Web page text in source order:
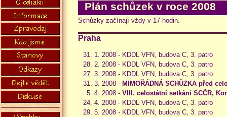
Plán schůzek v roce 2008
Schůzky začínají vždy v 17 hodin.
Praha
31. 1. 2008 - KDDL VFN, budova C, 3. patro
28. 2. 2008 - KDDL VFN, budova C, 3. patro
27. 3. 2008 - KDDL VFN, budova C, 3. patro
31. 3. 2008 - MIMOŘÁDNÁ SCHŮZKA před
5. 4. 2008 - VIII. celostátní setkání SCČR,
24. 4. 2008 - KDDL VFN, budova C, 3. patro
29. 5. 2008 - KDDL VFN, budova C, 3. patro